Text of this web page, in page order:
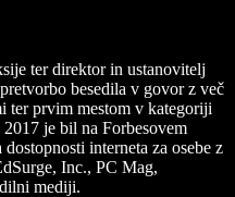
ter direktor in ustanovitelj
besedila v govor z več
ter prvim mestom v kategoriji
je bil na Forbesovem
interneta za osebe z
Inc., PC Mag,
mediji.